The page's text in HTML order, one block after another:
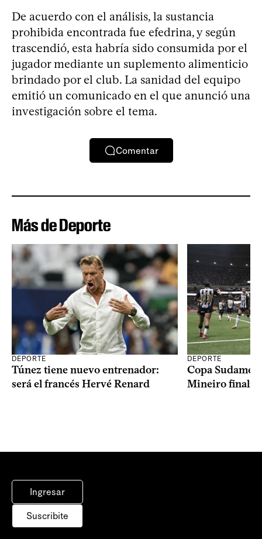
De acuerdo con el análisis, la sustancia
prohibida encontrada fue efedrina, y según
trascendió, esta habría sido consumida por el
jugador mediante un suplemento alimenticio
brindado por el club. La sanidad del equipo
emitió un comunicado en el que anunció una
investigación sobre el tema.
Comentar
Más de Deporte
DEPORTE
Túnez tiene nuevo entrenador:
será el francés Hervé Renard
DEPORTE
Copa
Mineiro
Ingresar
Suscribite